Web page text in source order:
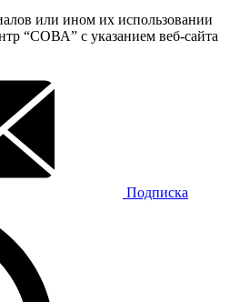
или ином их использовании
“СОВА” с указанием веб-сайта
Подписка